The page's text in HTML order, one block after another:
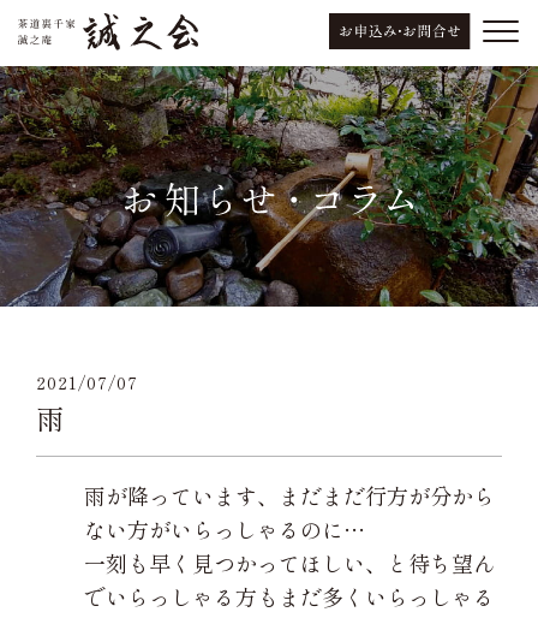
2021/07/07
雨
雨が降っています、まだまだ行方が分から
ない方がいらっしゃるのに…
一刻も早く見つかってほしい、と待ち望ん
でいらっしゃる方もまだ多くいらっしゃる